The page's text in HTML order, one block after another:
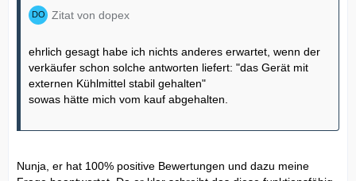
Zitat von dopex
ehrlich gesagt habe ich nichts anderes erwartet, wenn der
verkäufer schon solche antworten liefert: "das Gerät mit
externen Kühlmittel stabil gehalten"
sowas hätte mich vom kauf abgehalten.
Nunja, er hat 100% positive Bewertungen und dazu meine